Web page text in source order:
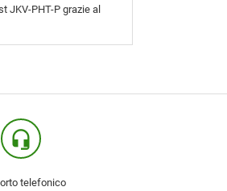
JKV-PHT-P grazie al
headset_mic
telefonico